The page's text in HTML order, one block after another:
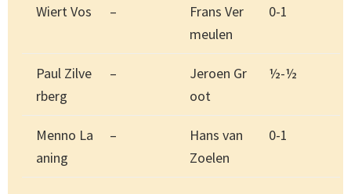
Wiert Vos –
Frans Ver
meulen
0-1
Paul Zilve
rberg
–
Jeroen Gr
oot
½-½
Menno La
aning
–
Hans van
Zoelen
0-1